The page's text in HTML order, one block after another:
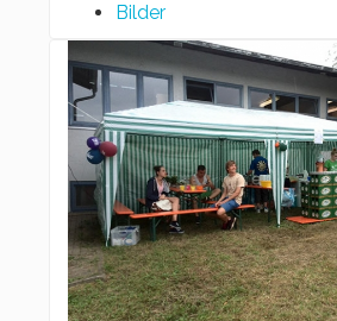
Bilder